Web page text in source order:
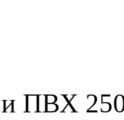
ПВХ